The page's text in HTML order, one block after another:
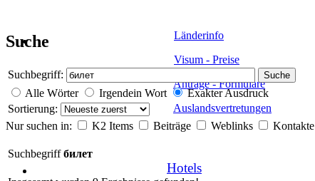
Länderinfo
Visum - Preise
Anträge - Formulare
Auslandsvertretungen
Hotels
Suche
Suchbegriff: Suche
Alle Wörter Irgendein Wort
Exakter Ausdruck
Sortierung:
Nur suchen in:
K2 Items Beiträge Weblinks Kontakte
Suchbegriffбилет